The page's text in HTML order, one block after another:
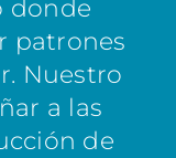
donde
patrones
Nuestro
a las
de